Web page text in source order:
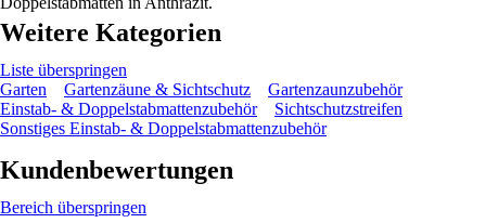
Weitere Kategorien
Liste überspringen
Garten
Gartenzäune & Sichtschutz
Gartenzaunzubehör
Einstab- & Doppelstabmattenzubehör
Sichtschutzstreifen
Sonstiges Einstab- & Doppelstabmattenzubehör
Kundenbewertungen
Bereich überspringen